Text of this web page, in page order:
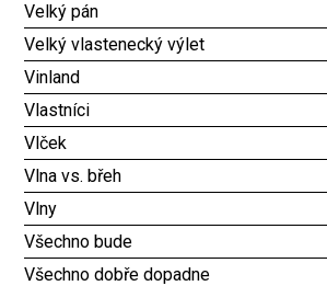
Velký pán
Velký vlastenecký výlet
Vinland
Vlastníci
Vlček
Vlna vs. břeh
Vlny
Všechno bude
Všechno dobře dopadne